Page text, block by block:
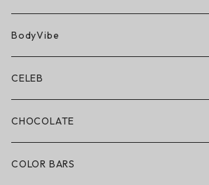
BN3TH × ON THE ROAM
ボクサーブリーフ/ショート丈
ボクサーブリーフ/ロング丈
ショートパンツ/2 IN 1
BodyVibe
CELEB
CHOCOLATE
COLOR BARS